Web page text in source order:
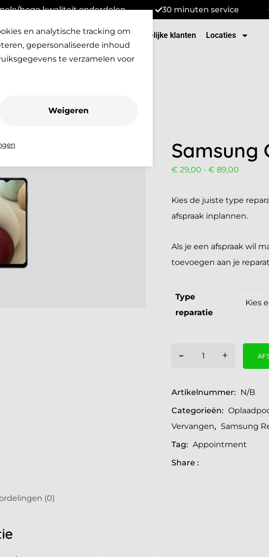
hoge kwaliteit onderdelen 30 minuten service
Klantenservice Over Ons Zakelijke klanten Locaties
Samsung
€ 29,00 - € 89,00
Kies de juiste type
afspraak inplannen.
Als je een afspraak wil
toevoegen aan je
Type
reparatie
- +
Artikelnummer: N/B
Categorieën:
Vervangen, Samsung
Tag: Appointment
Share :
(0)
en analytische tracking om
gepersonaliseerde inhoud
te verzamelen voor
Weigeren